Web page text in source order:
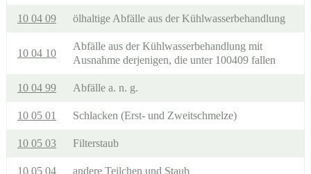
10 04 09 ölhaltige Abfälle aus der Kühlwasserbehandlung
10 04 10
Abfälle aus der Kühlwasserbehandlung mit
Ausnahme derjenigen, die unter 100409 fallen
10 04 99 Abfälle a. n. g.
10 05 01 Schlacken (Erst- und Zweitschmelze)
10 05 03 Filterstaub
10 05 04 andere Teilchen und Staub